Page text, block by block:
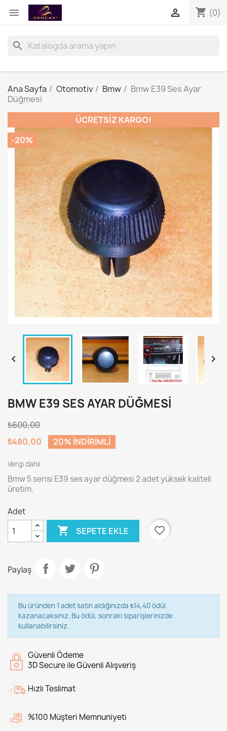
 shopping_cart (0)

search
Ana Sayfa Otomotiv Bmw
Bmw E39 Ses Ayar
Düğmesi
ÜCRETSIZ KARGO!
-20%
 
BMW E39 SES AYAR DÜĞMESI
₺600,00
₺480,00
20% INDIRIMLI
Vergi dahil
Bmw 5 serisi E39 ses ayar düğmesi 2 adet yüksek kaliteli
üretim.
Adet
 SEPETE EKLE favorite_border
Paylaş
Bu üründen 1 adet satın aldığınızda ₺14,40 ödül
kazanacaksınız. Bu ödül, sonraki siparişlerinizde
kullanabilirsiniz.
Güvenli Ödeme
3D Secure ile Güvenli Alışveriş
Hızlı Teslimat
%100 Müşteri Memnuniyeti